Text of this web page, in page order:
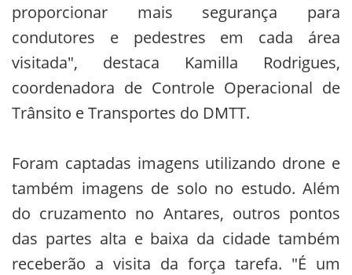
proporcionar mais segurança para
condutores e pedestres em cada área
visitada", destaca Kamilla Rodrigues,
coordenadora de Controle Operacional de
Trânsito e Transportes do DMTT.
Foram captadas imagens utilizando drone e
também imagens de solo no estudo. Além
do cruzamento no Antares, outros pontos
das partes alta e baixa da cidade também
receberão a visita da força tarefa. "É um